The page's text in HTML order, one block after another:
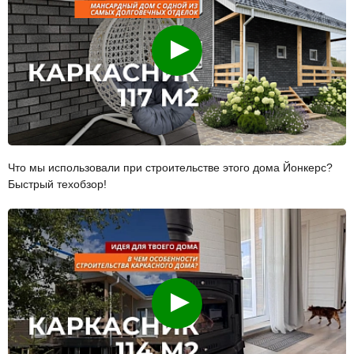
Смотреть
Что мы использовали при строительстве этого дома Йонкерс?
Быстрый техобзор!
Смотреть